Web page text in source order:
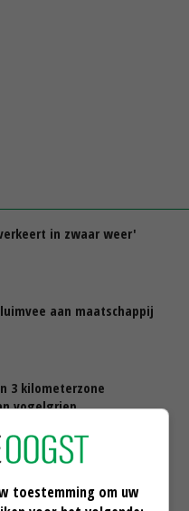
in zwaar weer'
aan maatschappij
3 kilometerzone
vogelgriep
vaccinatie tegen
toestemming om uw